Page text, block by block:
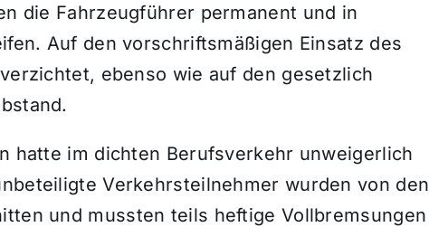
die Fahrzeugführer permanent und in
Auf den vorschriftsmäßigen Einsatz des
ebenso wie auf den gesetzlich
hatte im dichten Berufsverkehr unweigerlich
Verkehrsteilnehmer wurden von den
und mussten teils heftige Vollbremsungen